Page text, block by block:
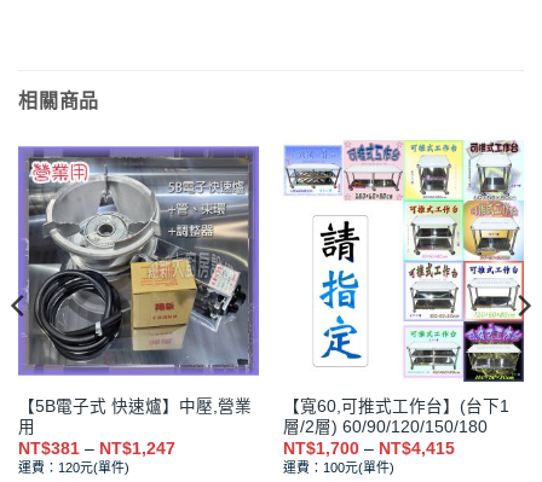
相關商品
【5B電子式 快速爐】中壓,營業
用
NT$381 – NT$1,247價
運費：120元(單件)
【寬60,可推式工作台】(台下1
層/2層) 60/90/120/150/180
NT$1,700 – NT$4,415價
運費：100元(單件)